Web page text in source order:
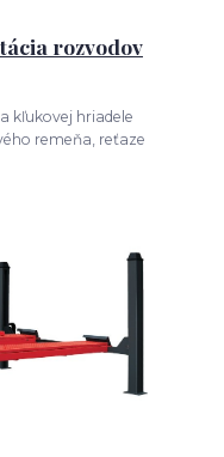
rozvodov
kľukovej hriadele
remeňa, reťaze